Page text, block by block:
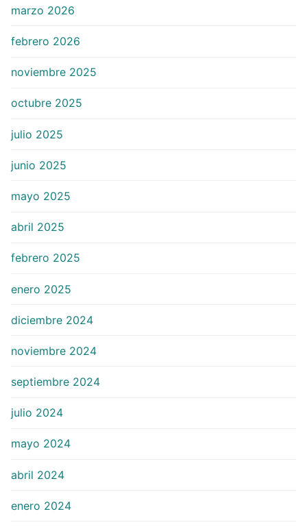
marzo 2026
febrero 2026
noviembre 2025
octubre 2025
julio 2025
junio 2025
mayo 2025
abril 2025
febrero 2025
enero 2025
diciembre 2024
noviembre 2024
septiembre 2024
julio 2024
mayo 2024
abril 2024
enero 2024